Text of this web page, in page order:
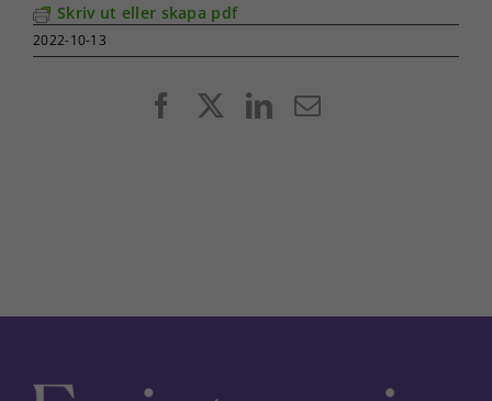
Skriv ut eller skapa pdf
2022-10-13
FacebookLinkedIn
E-